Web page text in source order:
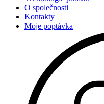
O společnosti
Kontakty
Moje poptávka